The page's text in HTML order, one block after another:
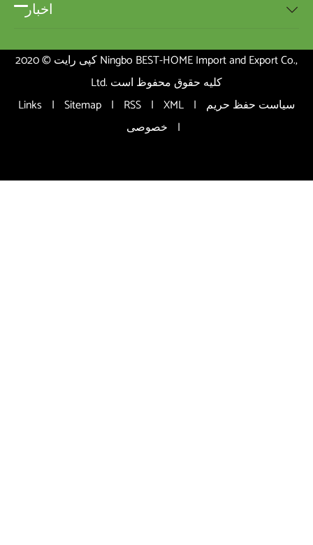
اخبار 
کپی رایت © 2020 Ningbo BEST-HOME Import and Export Co.,
Ltd. کلیه حقوق محفوظ است
Links | Sitemap | RSS | XML | سیاست حفظ حریم
خصوصی |